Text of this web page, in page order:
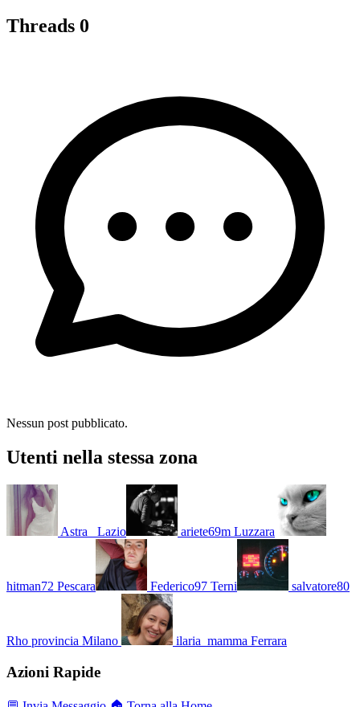
Threads 0
Nessun post pubblicato.
Utenti nella stessa zona
Astra_ Lazio ariete69m Luzzara
hitman72 Pescara Federico97 Terni salvatore80
Rho provincia Milano ilaria_mamma Ferrara
Azioni Rapide